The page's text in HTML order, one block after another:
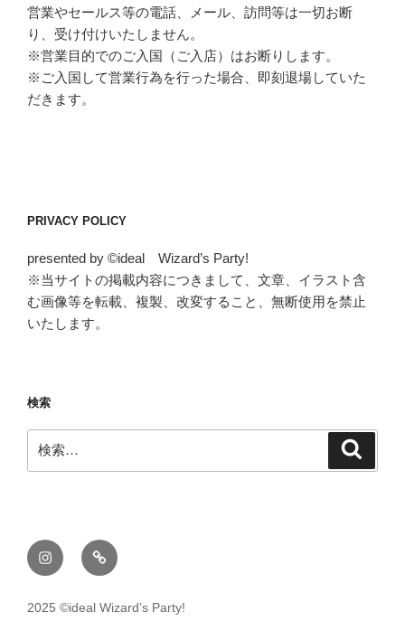
営業やセールス等の電話、メール、訪問等は一切お断
り、受け付けいたしません。
※営業目的でのご入国（ご入店）はお断りします。
※ご入国して営業行為を行った場合、即刻退場していた
だきます。
PRIVACY POLICY
presented by ©ideal Wizard’s Party!
※当サイトの掲載内容につきまして、文章、イラスト含
む画像等を転載、複製、改変すること、無断使用を禁止
いたします。
検索
索:
Instagram
メ
ー
2025 ©ideal Wizard’s Party!